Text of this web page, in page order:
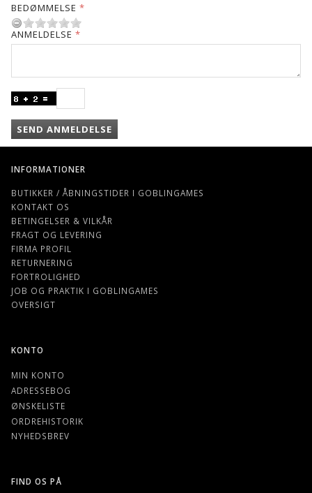
BEDØMMELSE
ANMELDELSE
SEND ANMELDELSE
INFORMATIONER
BUTIKKER / ÅBNINGSTIDER I GOBLINGAMES
KONTAKT OS
BETINGELSER & VILKÅR
FRAGT OG LEVERING
FIRMA PROFIL
RETURNERING
FORTROLIGHED
JOB OG PRAKTIK I GOBLINGAMES
OVERSIGT
KONTO
MIN KONTO
ADRESSEBOG
ØNSKELISTE
ORDREHISTORIK
NYHEDSBREV
FIND OS PÅ